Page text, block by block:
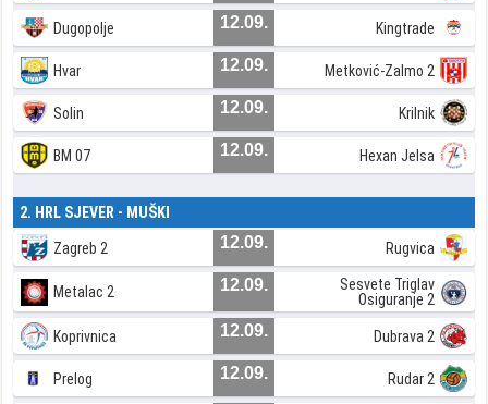
Dugopolje 12.09. Kingtrade
Hvar 12.09. Metković-Zalmo 2
Solin 12.09. Krilnik
BM 07 12.09. Hexan Jelsa
2. HRL SJEVER - MUŠKI
Zagreb 2 12.09. Rugvica
Metalac 2 12.09.
Sesvete Triglav
Osiguranje 2
Koprivnica 12.09. Dubrava 2
Prelog 12.09. Rudar 2